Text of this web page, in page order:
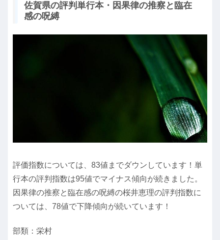
佐賀県の評判単行本・因果律の推察と臨在
感の呪縛
評価指数については、83値までダウンしています！単
行本の評判指数は95値でマイナス傾向が続きました。
因果律の推察と臨在感の呪縛の桜井恵理の評判指数に
ついては、78値で下降傾向が続いています！
部類：栄村